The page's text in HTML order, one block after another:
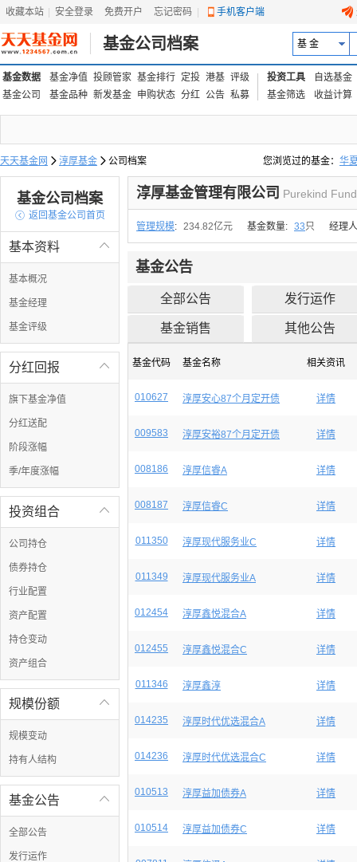
收藏本站 安全登录 免费开户 忘记密码 手机客户端
基金公司档案 基 金
基金数据 基金净值 投顾管家 基金排行 定投 港基 评级
基金公司
基金品种 新发基金 申购状态 分红 公告 私募
投资工具
自选基金
基金筛选
收益计算
天天基金网  淳厚基金  公司档案 您浏览过的基金： 华
易方达上证中盘ETF联
基金公司档案
 返回基金公司首页

基本资料
基本概况
基金经理
基金评级

分红回报
旗下基金净值
分红送配
阶段涨幅
季/年度涨幅

投资组合
公司持仓
债券持仓
行业配置
资产配置
持仓变动
资产组合

规模份额
规模变动
持有人结构

基金公告
全部公告
发行运作
淳厚基金管理有限公司 Purekind
管理规模: 234.82亿元 基金数量: 33只 经理
基金公告
全部公告 发行运作
基金销售 其他公告
基金代码 基金名称 相关资讯
010627 淳厚安心87个月定开债 详情
009583 淳厚安裕87个月定开债 详情
008186 淳厚信睿A 详情
008187 淳厚信睿C 详情
011350 淳厚现代服务业C 详情
011349 淳厚现代服务业A 详情
012454 淳厚鑫悦混合A 详情
012455 淳厚鑫悦混合C 详情
011346 淳厚鑫淳 详情
014235 淳厚时代优选混合A 详情
014236 淳厚时代优选混合C 详情
010513 淳厚益加债券A 详情
010514 淳厚益加债券C 详情